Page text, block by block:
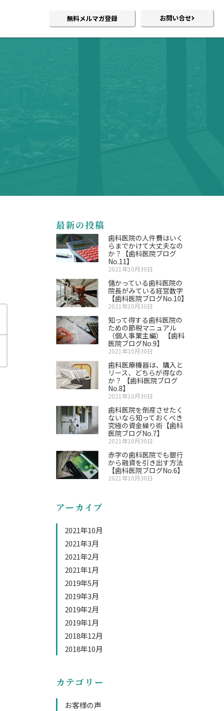
無料メルマガ登録 お問い合せ
最新の投稿
歯科医院の人件費はいく
らまでかけて大丈夫なの
か？【歯科医院ブログ
No.11】
2021年10月30日
儲かっている歯科医院の
院長がみている経営数字
【歯科医院ブログNo.10】
2021年10月30日
知って得する歯科医院の
ための節税マニュアル
（個人事業主編） 【歯科
医院ブログNo.9】
2021年10月30日
歯科医療機器は、購入と
リース、どちらが得なの
か？ 【歯科医院ブログ
No.8】
2021年10月30日
歯科医院を倒産させたく
ないなら知っておくべき
究極の資金繰り術【歯科
医院ブログNo.7】
2021年10月30日
赤字の歯科医院でも銀行
から融資を引き出す方法
【歯科医院ブログNo.6】
2021年10月30日
アーカイブ
2021年10月
2021年3月
2021年2月
2021年1月
2019年5月
2019年3月
2019年2月
2019年1月
2018年12月
2018年10月
カテゴリー
お客様の声